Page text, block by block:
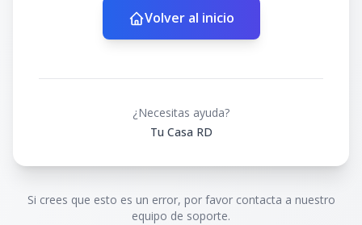
Volver al inicio
¿Necesitas ayuda?
Tu Casa RD
Si crees que esto es un error, por favor contacta a nuestro
equipo de soporte.